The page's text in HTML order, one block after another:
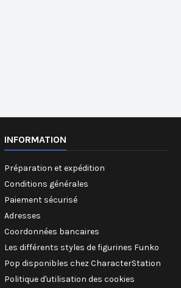
INFORMATION
Préparation et expédition
Conditions générales
Paiement sécurisé
Adresses
Coordonnées bancaires
Les différents styles de figurines Funko
Pop disponibles chez CharacterStation
Politique d'utilisation des cookies